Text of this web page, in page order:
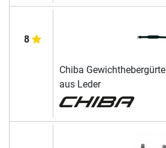
8
Chiba Gewichthebergürtel
aus Leder